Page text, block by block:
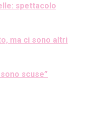
spettacolo
ma ci sono altri
scuse”